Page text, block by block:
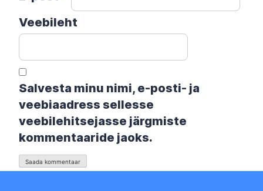
Veebileht
Salvesta minu nimi, e-posti- ja
veebiaadress sellesse
veebilehitsejasse järgmiste
kommentaaride jaoks.